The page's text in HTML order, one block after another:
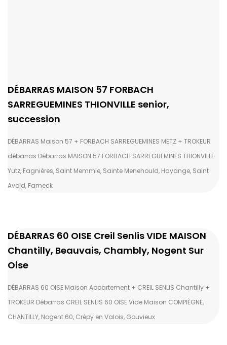
DÉBARRAS MAISON 57 FORBACH
SARREGUEMINES THIONVILLE senior,
succession
DÉBARRAS Maison 57 + FORBACH SARREGUEMINES METZ + TROKEUR
débarras Débarras MAISON 57 FORBACH SARREGUEMINES THIONVILLE
Yutz, Fagnières, Saint Memmie, Sainte Menehould, Hayange, Saint
Avold, Fameck
DÉBARRAS 60 OISE Creil Senlis VIDE MAISON
Chantilly, Beauvais, Chambly, Nogent Sur
Oise
DÉBARRAS 60 OISE Maison Appartement + CREIL SENLIS Chantilly +
TROKEUR Débarras CREIL SENLIS 60 OISE Vide Maison COMPIÈGNE,
CHANTILLY, Nogent 60, Crépy en Valois, Gouvieux